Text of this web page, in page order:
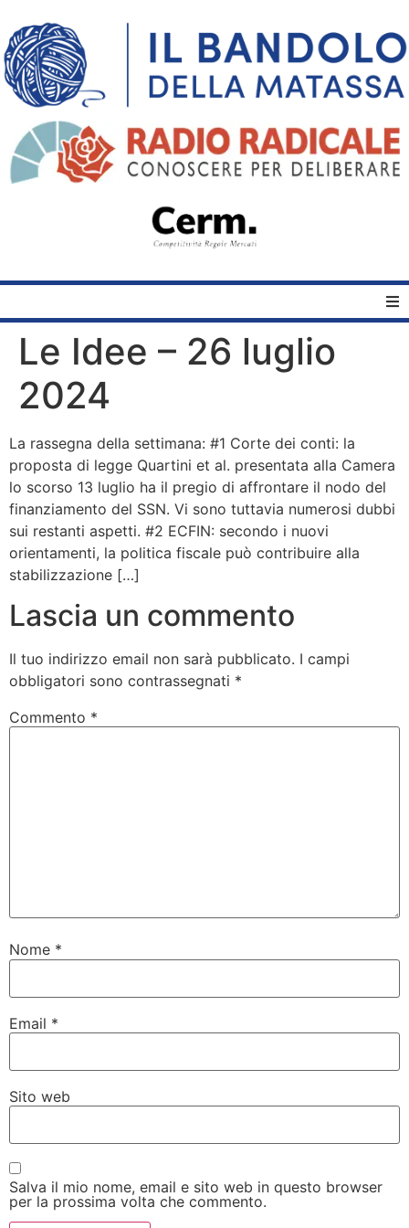
Home
Bandolo
Connessioni
Fondazione CERM
Le Idee – 26 luglio
2024
La rassegna della settimana: #1 Corte dei conti: la
proposta di legge Quartini et al. presentata alla Camera
lo scorso 13 luglio ha il pregio di affrontare il nodo del
finanziamento del SSN. Vi sono tuttavia numerosi dubbi
sui restanti aspetti. #2 ECFIN: secondo i nuovi
orientamenti, la politica fiscale può contribuire alla
stabilizzazione […]
Lascia un commento
Il tuo indirizzo email non sarà pubblicato. I campi
obbligatori sono contrassegnati *
Commento *
Nome *
Email *
Sito web
Salva il mio nome, email e sito web in questo browser
per la prossima volta che commento.